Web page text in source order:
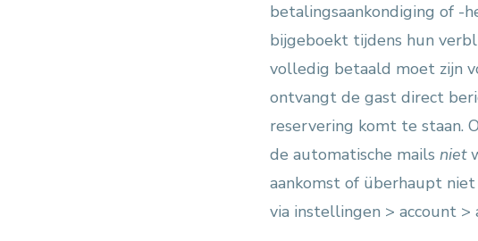
betalingsaankondiging of -
bijgeboekt tijdens hun
volledig betaald moet zijn
ontvangt de gast direct
reservering komt te staan.
de automatische mails niet
aankomst of überhaupt
via instellingen > account